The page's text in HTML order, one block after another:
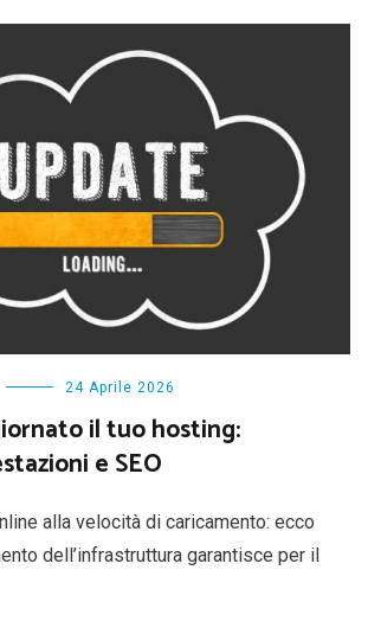
24 Aprile 2026
il tuo hosting:
e SEO
alla velocità di caricamento: ecco
dell’infrastruttura garantisce per il